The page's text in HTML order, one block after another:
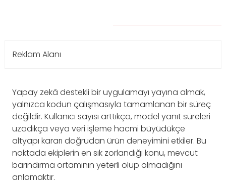
Reklam Alanı
Yapay zekâ destekli bir uygulamayı yayına almak,
yalnızca kodun çalışmasıyla tamamlanan bir süreç
değildir. Kullanıcı sayısı arttıkça, model yanıt süreleri
uzadıkça veya veri işleme hacmi büyüdükçe
altyapı kararı doğrudan ürün deneyimini etkiler. Bu
noktada ekiplerin en sık zorlandığı konu, mevcut
barındırma ortamının yeterli olup olmadığını
anlamaktır.